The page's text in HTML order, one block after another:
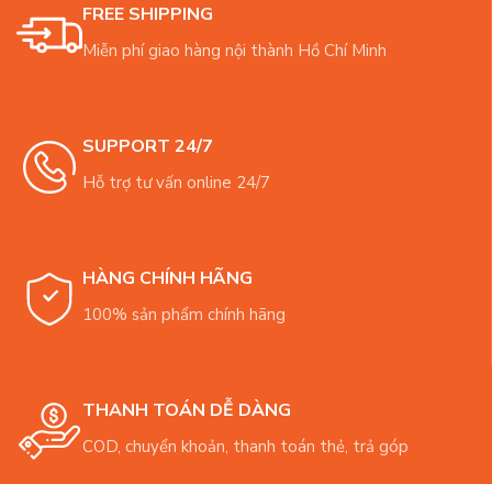
FREE SHIPPING
Miễn phí giao hàng nội thành Hồ Chí Minh
SUPPORT 24/7
Hỗ trợ tư vấn online 24/7
HÀNG CHÍNH HÃNG
100% sản phẩm chính hãng
THANH TOÁN DỄ DÀNG
COD, chuyển khoản, thanh toán thẻ, trả góp